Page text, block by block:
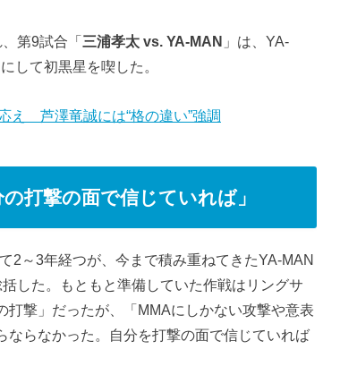
第9試合「 三浦孝太 vs. YA-MAN 」は、YA-
して初黒星を喫した。
え 芦澤竜誠には“格の違い”強調
打撃の面で信じていれば」
2～3年経つが、今まで積み重ねてきたYA-MAN
した。もともと準備していた作戦はリングサ
撃」だったが、「MMAにしかない攻撃や意表
らなかった。自分を打撃の面で信じていれば